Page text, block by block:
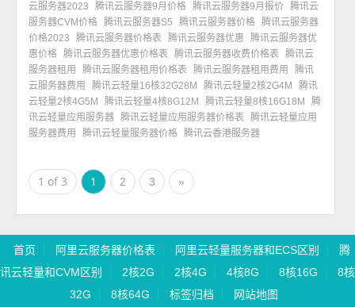
云服务器2023
腾讯云服务器9月价格 腾讯云服务器9月报价 腾讯云
服务器CVM价格 腾讯云服务器S5 腾讯云服务器价格 腾讯云服务器
价格2023
腾讯云服务器价格表 腾讯云服务器优惠
腾讯云服务器优
惠价格 腾讯云服务器优惠价格表 腾讯云服务器收费价格表
腾讯云
服务器租用
腾讯云服务器租用价格表 腾讯云服务器租用费用
腾讯
云服务器费用
腾讯云轻量16核32G28M 腾讯云轻量2核2G4M
腾讯
云轻量2核4G5M
腾讯云轻量4核8G12M 腾讯云轻量8核16G18M
腾
讯云轻量应用服务器 腾讯云轻量应用服务器价格表
腾讯云轻量应用
服务器费用
腾讯云轻量服务器价格 腾讯云香港服务器
1 of 3 1 2 3 »
首页 阿里云服务器价格表 阿里云轻量服务器和ECS区别
腾
讯云轻量和CVM区别
2核2G 2核4G 4核8G 8核16G
8核
32G
8核64G 标签归档 网站地图